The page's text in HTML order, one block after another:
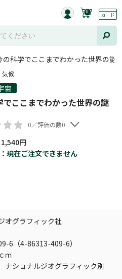
0
の科学でここまでわかった世界の謎
気候
宙
でここまでわかった世界の謎
0／評価の数0
円
現在ご注文できません
オグラフィック社
6（4-86313-409-6）
ｍ
ショナルジオグラフィック別